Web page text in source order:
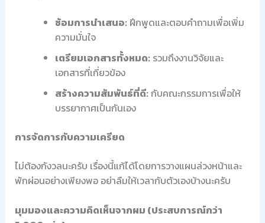
ซ้อมการนำเสนอ: ฝึกพูดและตอบคำถามเพื่อเพิ่ม
ความมั่นใจ
เตรียมเอกสารทั้งหมด: รวมถึงงานวิจัยและ
เอกสารที่เกี่ยวข้อง
สร้างความสัมพันธ์ที่ดี: กับคณะกรรมการเพื่อให้
บรรยากาศเป็นกันเอง
การจัดการกับความเครียด
ไม่ต้องกังวลนะครับ เรื่องนี้แก้ได้โดยการวางแผนล่วงหน้าและ
พักผ่อนอย่างเพียงพอ อย่าลืมให้เวลากับตัวเองบ้างนะครับ
มุมมองและความคิดเห็นจากผม (ประสบการณ์กว่า